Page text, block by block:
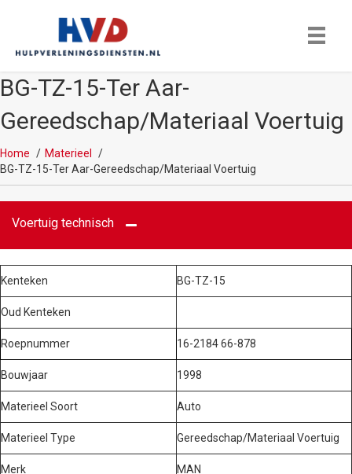
BG-TZ-15-Ter Aar-
Gereedschap/Materiaal Voertuig
Home
Materieel
BG-TZ-15-Ter Aar-Gereedschap/Materiaal Voertuig
Voertuig technisch
Kenteken BG-TZ-15
Oud Kenteken
Roepnummer 16-2184 66-878
Bouwjaar 1998
Materieel Soort Auto
Materieel Type Gereedschap/Materiaal Voertuig
Merk MAN